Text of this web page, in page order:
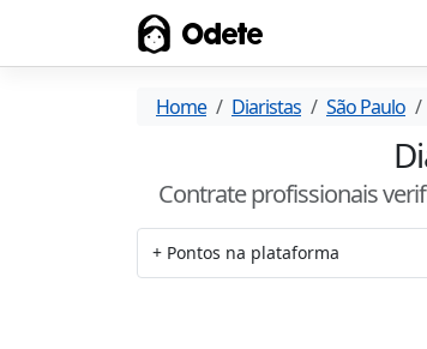
Odete
Home Diaristas São Paulo
Contrate profissionais